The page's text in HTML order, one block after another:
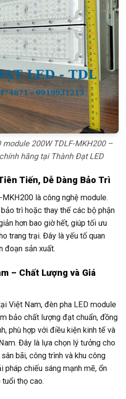
module 200W TDLF-MKH200 –
hãng tại Thành Đạt LED
Tiến, Dễ Dàng Bảo Trì
là công nghệ module.
trì hoặc thay thế các bộ phận
hơn bao giờ hết, giúp tối ưu
trang trại. Đây là yếu tố quan
đoạn sản xuất.
– Chất Lượng và Giá
Việt Nam, đèn pha LED module
bảo chất lượng đạt chuẩn, đồng
phù hợp với điều kiện kinh tế và
Đây là lựa chọn lý tưởng cho
bãi, công trình và khu công
pháp chiếu sáng mạnh mẽ, ổn
thọ cao.